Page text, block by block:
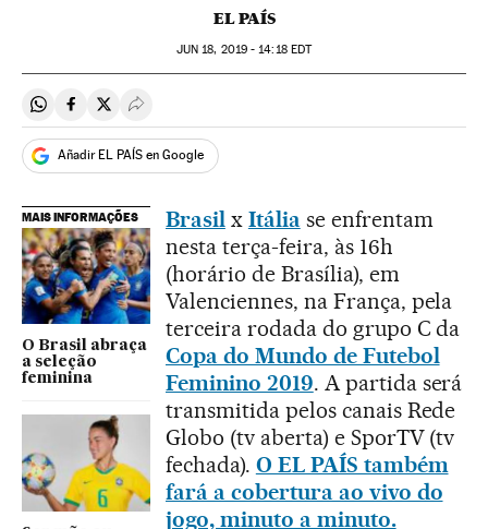
EL PAÍS
JUN 18, 2019 - 14:18EDT
Compartir en Whatsapp
Compartir en Facebook
Compartir en Twitter
Desplegar Redes Sociales
Añadir EL PAÍS en Google
MAIS INFORMAÇÕES
O Brasil abraça
a seleção
feminina
Brasil x Itália se enfrentam
nesta terça-feira, às 16h
(horário de Brasília), em
Valenciennes, na França, pela
terceira rodada do grupo C da
Copa do Mundo de Futebol
Feminino 2019. A partida será
transmitida pelos canais Rede
Globo (tv aberta) e SporTV (tv
fechada). O EL PAÍS também
fará a cobertura ao vivo do
jogo, minuto a minuto.